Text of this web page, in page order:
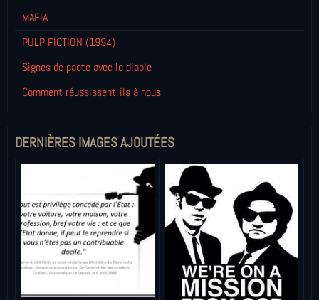
MAFIA
PULP FICTION (1994)
Signes de pacte avec le diable
Comment réussissent-ils à nous
DERNIÈRES IMAGES AJOUTÉES